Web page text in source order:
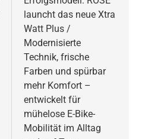
launcht das neue Xtra
Watt Plus /
Modernisierte
Technik, frische
Farben und spürbar
mehr Komfort –
entwickelt für
mühelose E-Bike-
Mobilität im Alltag